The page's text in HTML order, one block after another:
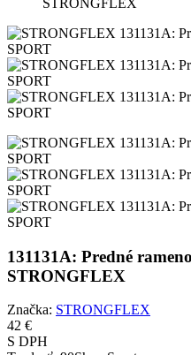
STRONGFLEX
131131A: Predné
STRONGFLEX
Značka: STRONGFLEX
42 €
S DPH